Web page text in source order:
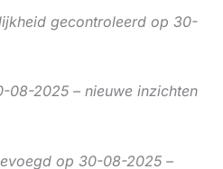
gecontroleerd op 30-
08-2025 – nieuwe inzichten
op 30-08-2025 –